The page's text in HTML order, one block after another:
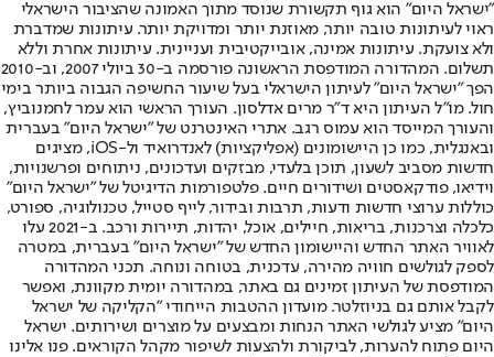
"ישראל היום" הוא גוף תקשורת שנוסד מתוך האמונה שהציבור הישראלי
ראוי לעיתונות טובה יותר, מאוזנת יותר ומדויקת יותר. עיתונות שמדברת
ולא צועקת. עיתונות אמינה, אובייקטיבית ועניינית. עיתונות אחרת וללא
תשלום. המהדורה המודפסת הראשונה פורסמה ב-30 ביולי 2007, וב-2010
הפך "ישראל היום" לעיתון הישראלי בעל שיעור החשיפה הגבוה ביותר בימי
חול. מו"ל העיתון היא ד"ר מרים אדלסון. העורך הראשי הוא עמר לחמנוביץ,
והעורך המייסד הוא עמוס רגב. אתרי האינטרנט של "ישראל היום" בעברית
ובאנגלית, כמו כן היישומונים (אפליקציות) לאנדרואיד ול-iOS, מציגים
חדשות מסביב לשעון, תוכן בלעדי, מבזקים ועדכונים, ניתוחים ופרשנויות,
וידיאו, פודקאסטים ושידורים חיים. פלטפורמות הדיגיטל של "ישראל היום"
כוללות ערוצי חדשות ודעות, תרבות ובידור, לייף סטייל, טכנולוגיה, ספורט,
כלכלה וצרכנות, בריאות, חיילים, אוכל, יהדות, תיירות ורכב. ב-2021 עלו
לאוויר האתר החדש והיישומון החדש של "ישראל היום" בעברית, במטרה
לספק לגולשים חוויה מהירה, עדכנית, בטוחה ונוחה. תכני המהדורה
המודפסת של העיתון זמינים גם באתר, במהדורה יומית מקוונת, ואפשר
לקבל אותם גם בניוזלטר. מועדון ההטבות הייחודי "הקליקה של ישראל
היום" מציע לגולשי האתר הנחות ומבצעים על מוצרים ושירותים. ישראל
היום פתוח להערות, לביקורת ולהצעות לשיפור מקהל הקוראים. פנו אלינו